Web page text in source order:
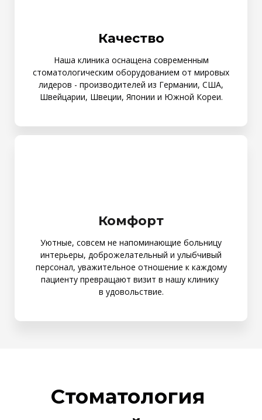
Качество
Наша клиника оснащена современным
стоматологическим оборудованием от мировых
лидеров - производителей из Германии, США,
Швейцарии, Швеции, Японии и Южной Кореи.
Комфорт
Уютные, совсем не напоминающие больницу
интерьеры, доброжелательный и улыбчивый
персонал, уважительное отношение к каждому
пациенту превращают визит в нашу клинику
в удовольствие.
Cтоматология